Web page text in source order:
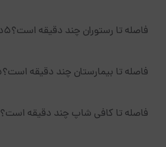
فاصله تا رستوران چند دقیقه است؟5دقیقه
فاصله تا بیمارستان چند دقیقه است؟5دقیقه
فاصله تا کافی شاپ چند دقیقه است؟5 دقیقه